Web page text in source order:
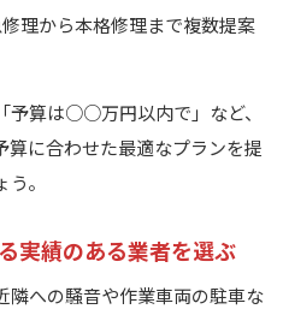
理から本格修理まで複数提案
予算は○○万円以内で」など、
に合わせた最適なプランを提
。
実績のある業者を選ぶ
隣への騒音や作業車両の駐車な